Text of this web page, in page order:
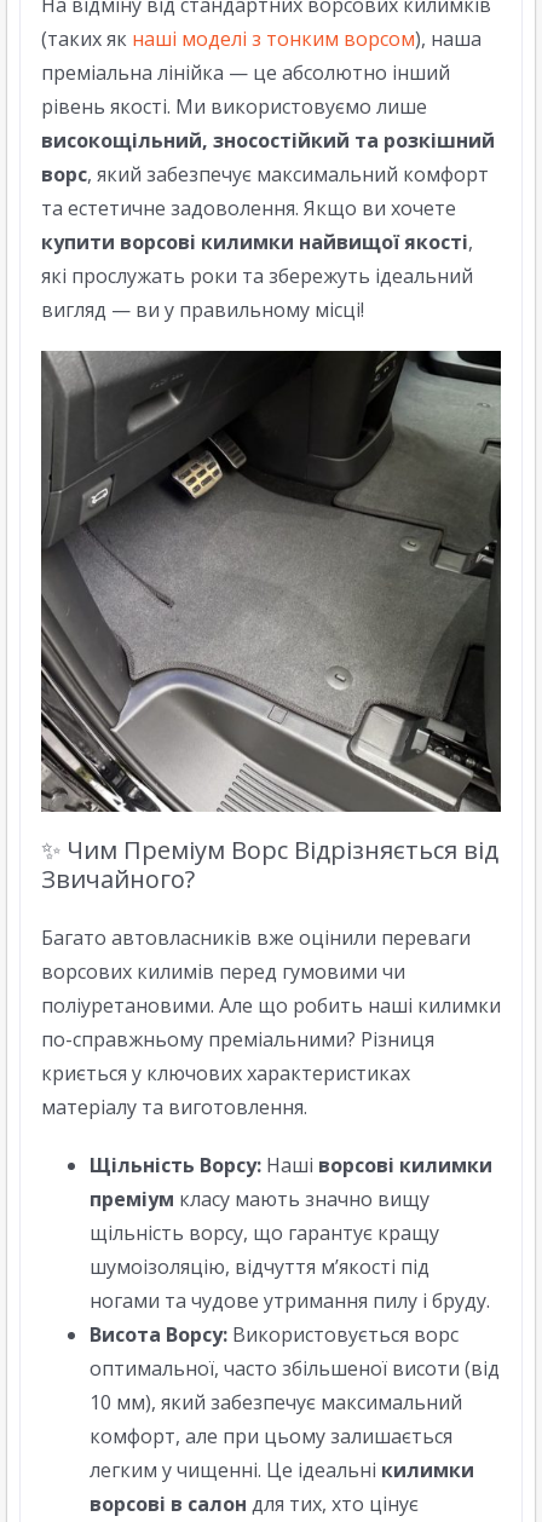
(таких як наші моделі з тонким ворсом), наша
преміальна лінійка — це абсолютно інший
рівень якості. Ми використовуємо лише
високощільний, зносостійкий та розкішний
ворс, який забезпечує максимальний комфорт
та естетичне задоволення. Якщо ви хочете
купити ворсові килимки найвищої якості,
які прослужать роки та збережуть ідеальний
вигляд — ви у правильному місці!
✨ Чим Преміум Ворс Відрізняється від
Звичайного?
Багато автовласників вже оцінили переваги
ворсових килимів перед гумовими чи
поліуретановими. Але що робить наші килимки
по-справжньому преміальними? Різниця
криється у ключових характеристиках
матеріалу та виготовлення.
Щільність Ворсу:Наші ворсові килимки
преміум класу мають значно вищу
щільність ворсу, що гарантує кращу
шумоізоляцію, відчуття м’якості під
ногами та чудове утримання пилу і бруду.
Висота Ворсу:Використовується ворс
оптимальної, часто збільшеної висоти (від
10 мм), який забезпечує максимальний
комфорт, але при цьому залишається
легким у чищенні. Це ідеальні килимки
ворсові в салон для тих, хто цінує